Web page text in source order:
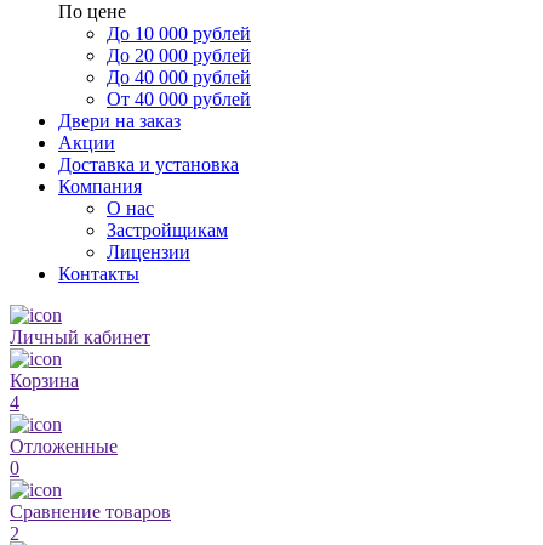
По цене
До 10 000 рублей
До 20 000 рублей
До 40 000 рублей
От 40 000 рублей
Двери на заказ
Акции
Доставка и установка
Компания
О нас
Застройщикам
Лицензии
Контакты
Личный кабинет
Корзина
4
Отложенные
0
Сравнение товаров
2